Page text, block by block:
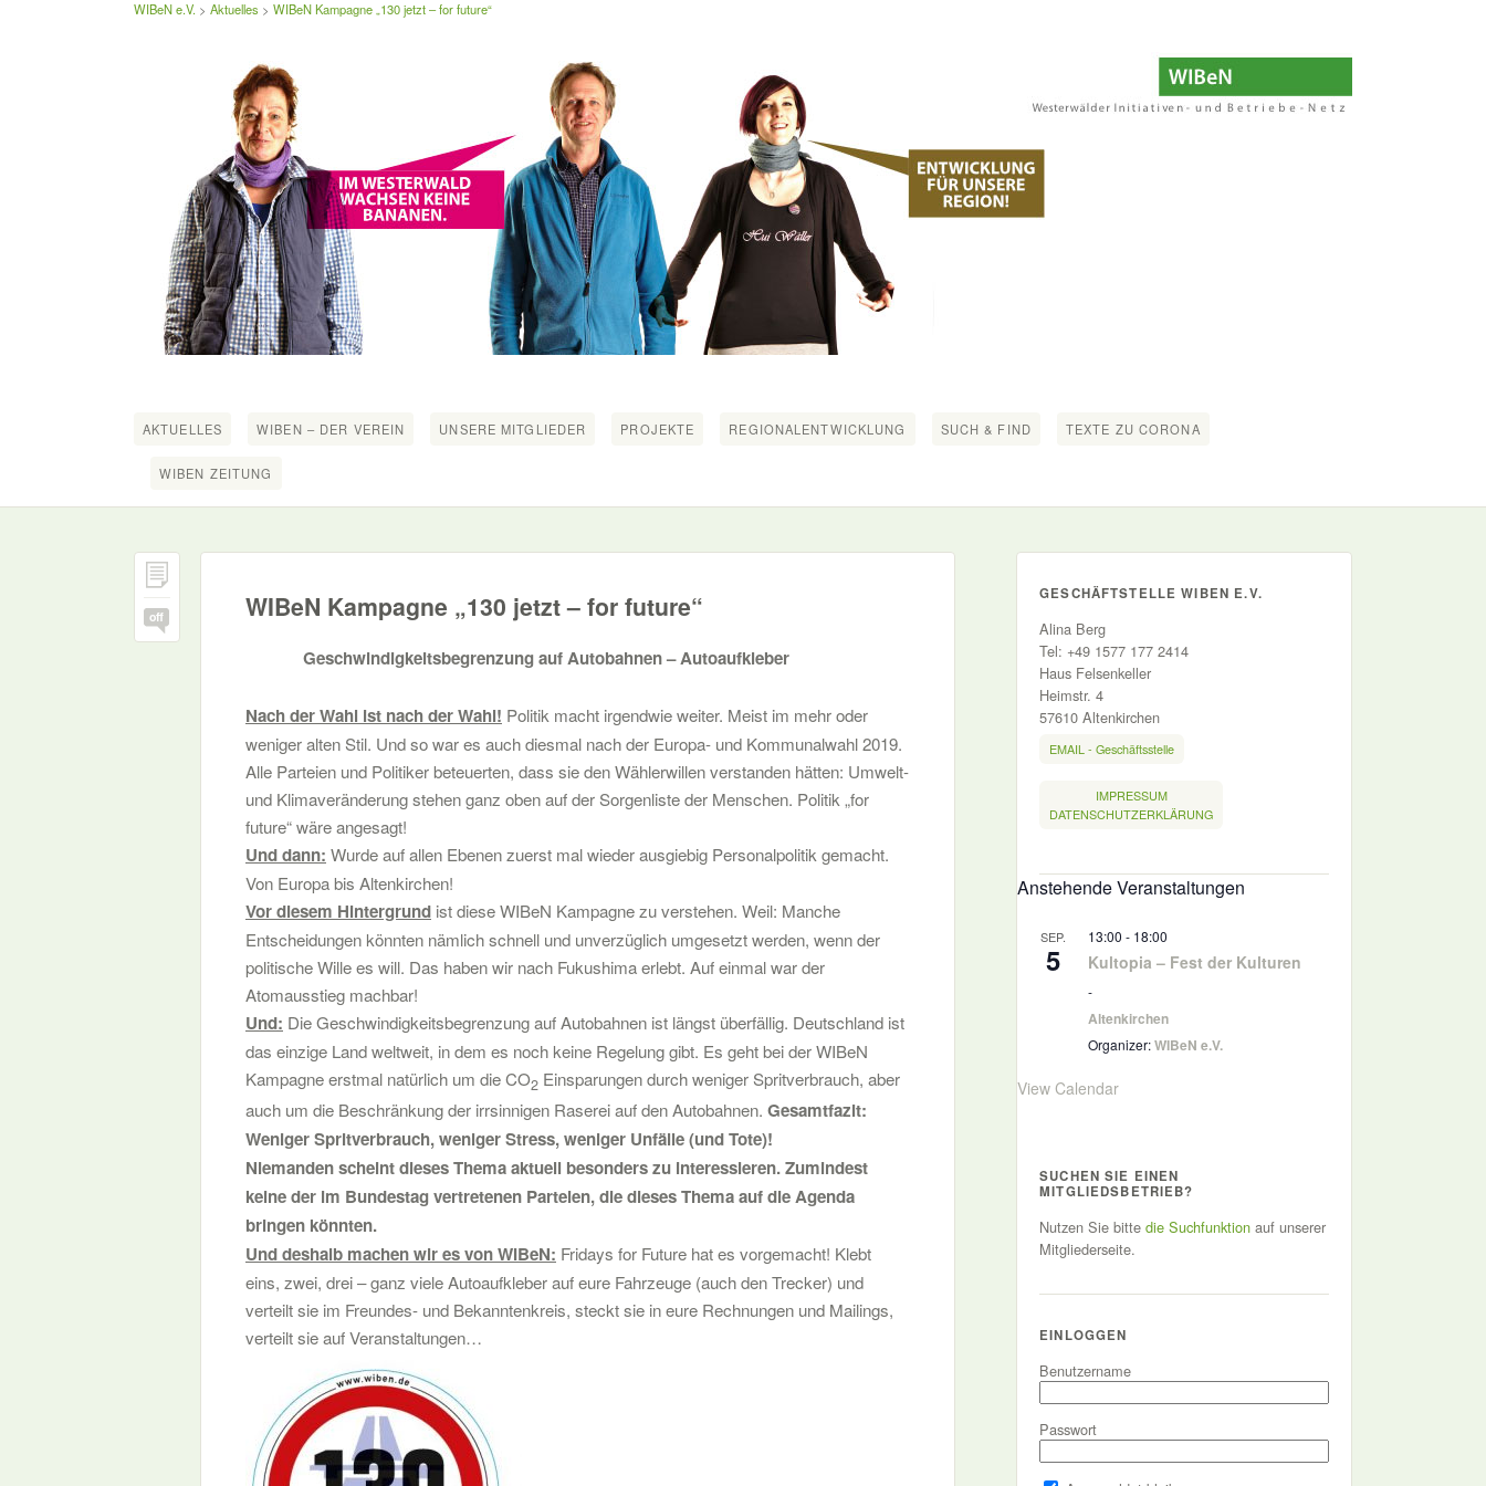
WIBeN e.V. > Aktuelles > WIBeN Kampagne „130 jetzt – for future“
AKTUELLES WIBEN – DER VEREIN UNSERE MITGLIEDER PROJEKTE REGIONALENTWICKLUNG SUCH & FIND TEXTE ZU CORONA
WIBEN ZEITUNG
off WIBeN Kampagne „130 jetzt – for future“
Geschwindigkeitsbegrenzung auf Autobahnen – Autoaufkleber
Nach der Wahl ist nach der Wahl! Politik macht irgendwie weiter. Meist im mehr oder
weniger alten Stil. Und so war es auch diesmal nach der Europa- und Kommunalwahl 2019.
Alle Parteien und Politiker beteuerten, dass sie den Wählerwillen verstanden hätten: Umwelt-
und Klimaveränderung stehen ganz oben auf der Sorgenliste der Menschen. Politik „for
future“ wäre angesagt!
Und dann: Wurde auf allen Ebenen zuerst mal wieder ausgiebig Personalpolitik gemacht.
Von Europa bis Altenkirchen!
Vor diesem Hintergrund ist diese WIBeN Kampagne zu verstehen. Weil: Manche
Entscheidungen könnten nämlich schnell und unverzüglich umgesetzt werden, wenn der
politische Wille es will. Das haben wir nach Fukushima erlebt. Auf einmal war der
Atomausstieg machbar!
Und: Die Geschwindigkeitsbegrenzung auf Autobahnen ist längst überfällig. Deutschland ist
das einzige Land weltweit, in dem es noch keine Regelung gibt. Es geht bei der WIBeN
Kampagne erstmal natürlich um die CO2 Einsparungen durch weniger Spritverbrauch, aber
auch um die Beschränkung der irrsinnigen Raserei auf den Autobahnen. Gesamtfazit:
Weniger Spritverbrauch, weniger Stress, weniger Unfälle (und Tote)!
Niemanden scheint dieses Thema aktuell besonders zu interessieren. Zumindest
keine der im Bundestag vertretenen Parteien, die dieses Thema auf die Agenda
bringen könnten.
Und deshalb machen wir es von WIBeN: Fridays for Future hat es vorgemacht! Klebt
eins, zwei, drei – ganz viele Autoaufkleber auf eure Fahrzeuge (auch den Trecker) und
verteilt sie im Freundes- und Bekanntenkreis, steckt sie in eure Rechnungen und Mailings,
verteilt sie auf Veranstaltungen…
GESCHÄFTSTELLE WIBEN E.V.
Alina Berg
Tel: +49 1577 177 2414
Haus Felsenkeller
Heimstr. 4
57610 Altenkirchen
EMAIL - Geschäftsstelle
IMPRESSUM
DATENSCHUTZERKLÄRUNG
Anstehende Veranstaltungen
SEP.
5
13:00 - 18:00
Kultopia – Fest der Kulturen
-
Altenkirchen
Organizer:WIBeN e.V.
View Calendar
SUCHEN SIE EINEN
MITGLIEDSBETRIEB?
Nutzen Sie bittedie Suchfunktion auf unserer
Mitgliederseite.
EINLOGGEN
Benutzername
Passwort